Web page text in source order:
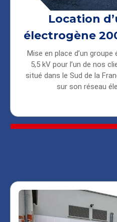
Location
électrogène
Mise en place d’un
5,5 kV pour l’un de nos
situé dans le Sud de la
sur son réseau